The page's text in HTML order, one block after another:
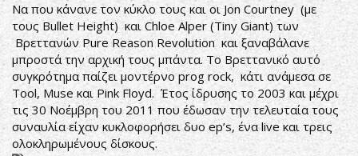
Να που κάνανε τον κύκλο τους και οι Jon Courtney (με
τους Bullet Height) και Chloe Alper (Tiny Giant) των
Βρεττανών Pure Reason Revolution και ξαναβάλανε
μπροστά την αρχική τους μπάντα. Το Βρεττανικό αυτό
συγκρότημα παίζει μοντέρνο prog rock, κάτι ανάμεσα σε
Tool, Muse και Pink Floyd. Έτος ίδρυσης το 2003 και μέχρι
τις 30 Νοέμβρη του 2011 που έδωσαν την τελευταία τους
συναυλία είχαν κυκλοφορήσει δυο ep’s, ένα live και τρεις
ολοκληρωμένους δίσκους.